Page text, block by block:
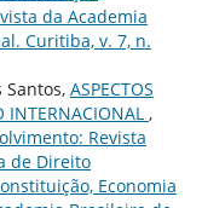
da Academia
Curitiba, v. 7, n.
ASPECTOS
INTERNACIONAL ,
Revista
de Direito
Economia